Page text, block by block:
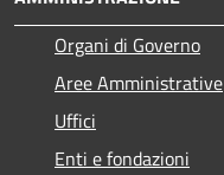
Organi di Governo
Aree Amministrative
Uffici
Enti e fondazioni